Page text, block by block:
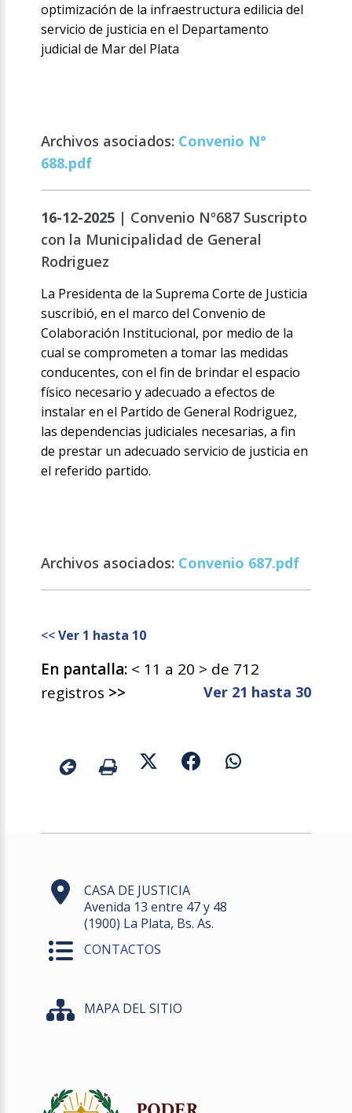
optimización de la infraestructura edilicia del
servicio de justicia en el Departamento
judicial de Mar del Plata
Archivos asociados: Convenio N°
688.pdf
16-12-2025 | Convenio Nº687 Suscripto
con la Municipalidad de General
Rodriguez
La Presidenta de la Suprema Corte de Justicia
suscribió, en el marco del Convenio de
Colaboración Institucional, por medio de la
cual se comprometen a tomar las medidas
conducentes, con el fin de brindar el espacio
físico necesario y adecuado a efectos de
instalar en el Partido de General Rodriguez,
las dependencias judiciales necesarias, a fin
de prestar un adecuado servicio de justicia en
el referido partido.
Archivos asociados: Convenio 687.pdf
<<Ver 1 hasta 10
En pantalla: < 11 a 20 > de 712
registros
Ver 21 hasta 30
>>
CASA DE JUSTICIA
Avenida 13 entre 47 y 48
(1900) La Plata, Bs. As.
CONTACTOS
MAPA DEL SITIO